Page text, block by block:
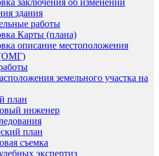
заключения об изменении
здания
работы
Карты (плана)
описание местоположения
(ОМГ)
земельного участка на
план
инженер
план
съемка
экспертиз